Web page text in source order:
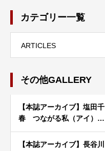
カテゴリー一覧
ARTICLES
その他GALLERY
【本誌アーカイブ】塩田千
春 つながる私（アイ）…
【本誌アーカイブ】長谷川